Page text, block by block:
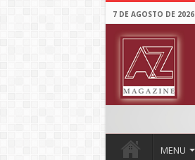
7 DE AGOSTO DE 2026
MENU